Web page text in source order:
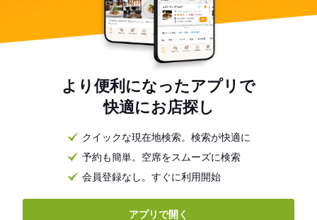
より便利になったアプリで
快適にお店探し
クイックな現在地検索。検索が快適に
予約も簡単。空席をスムーズに検索
会員登録なし。すぐに利用開始
アプリで開く